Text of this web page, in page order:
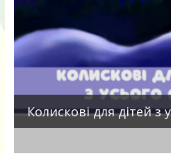
Колискові для дітей з